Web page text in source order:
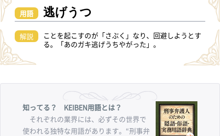
用語 逃げうつ
解説
ことを起こすのが「さぶく」なり、回避しようとす
る。「あのガキ逃げうちやがった」。
知ってる？ KEIBEN用語とは？
それぞれの業界には、必ずその世界で
使われる独特な用語があります。“刑事弁